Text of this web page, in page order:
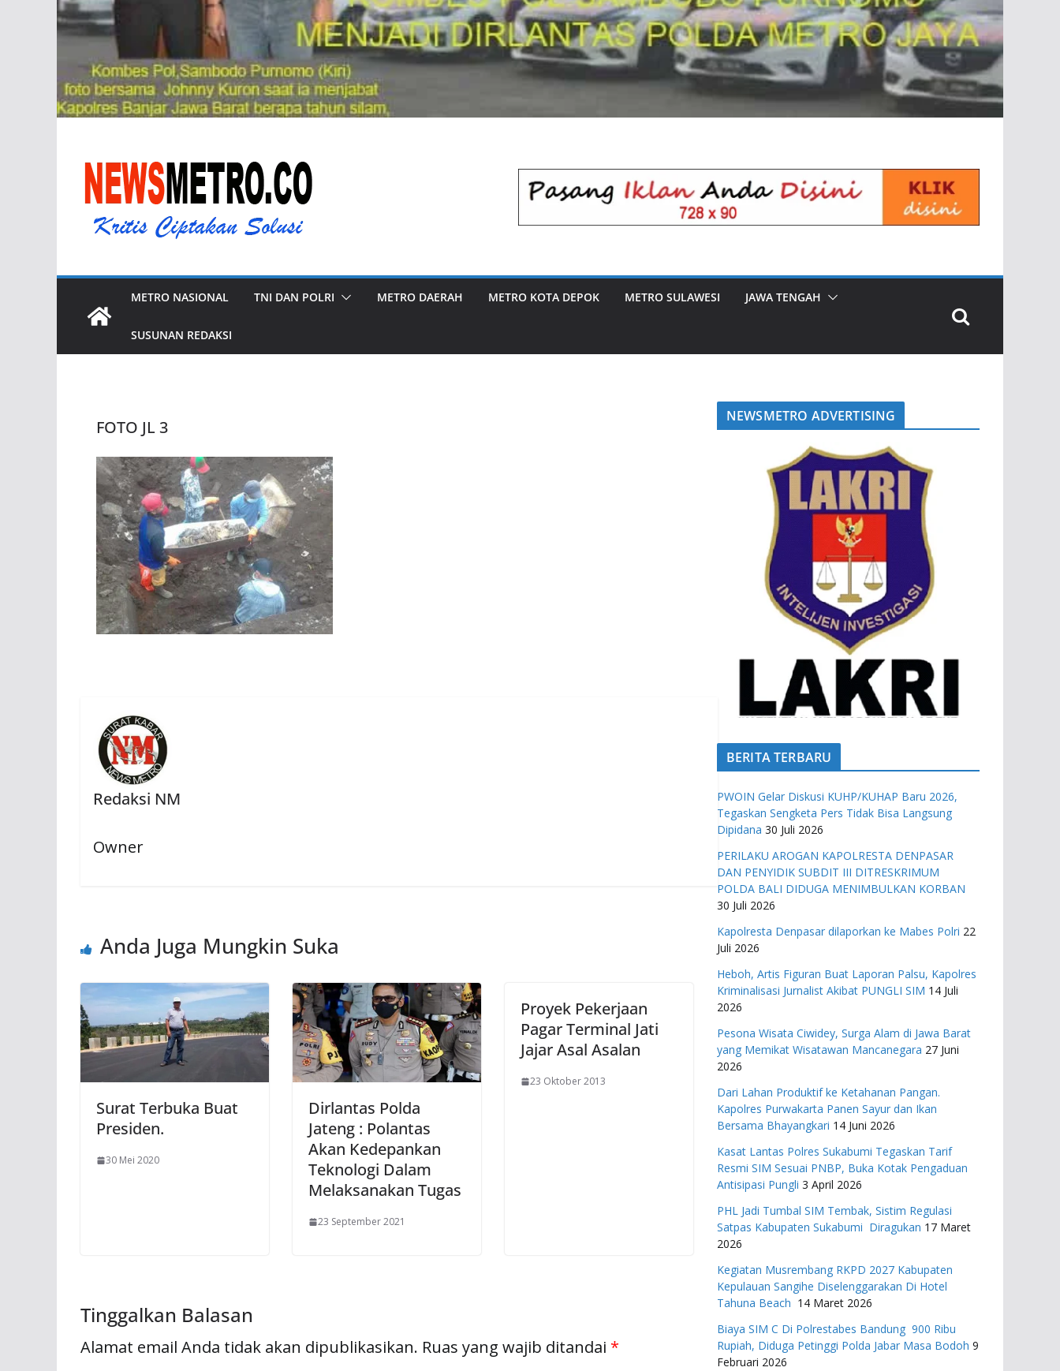
METRO NASIONAL TNI DAN POLRI METRO DAERAH METRO KOTA DEPOK METRO SULAWESI JAWA TENGAH
SUSUNAN REDAKSI
FOTO JL 3
Redaksi NM
Owner
Anda Juga Mungkin Suka
Surat Terbuka Buat
Presiden.
30 Mei 2020
Dirlantas Polda
Jateng : Polantas
Akan Kedepankan
Teknologi Dalam
Melaksanakan Tugas
23 September 2021
Proyek Pekerjaan
Pagar Terminal Jati
Jajar Asal Asalan
23 Oktober 2013
Tinggalkan Balasan
Alamat email Anda tidak akan dipublikasikan. Ruas yang wajib ditandai *
NEWSMETRO ADVERTISING
BERITA TERBARU
PWOIN Gelar Diskusi KUHP/KUHAP Baru 2026,
Tegaskan Sengketa Pers Tidak Bisa Langsung
Dipidana 30 Juli 2026
PERILAKU AROGAN KAPOLRESTA DENPASAR
DAN PENYIDIK SUBDIT III DITRESKRIMUM
POLDA BALI DIDUGA MENIMBULKAN KORBAN
30 Juli 2026
Kapolresta Denpasar dilaporkan ke Mabes Polri 22
Juli 2026
Heboh, Artis Figuran Buat Laporan Palsu, Kapolres
Kriminalisasi Jurnalist Akibat PUNGLI SIM 14 Juli
2026
Pesona Wisata Ciwidey, Surga Alam di Jawa Barat
yang Memikat Wisatawan Mancanegara 27 Juni
2026
Dari Lahan Produktif ke Ketahanan Pangan.
Kapolres Purwakarta Panen Sayur dan Ikan
Bersama Bhayangkari 14 Juni 2026
Kasat Lantas Polres Sukabumi Tegaskan Tarif
Resmi SIM Sesuai PNBP, Buka Kotak Pengaduan
Antisipasi Pungli 3 April 2026
PHL Jadi Tumbal SIM Tembak, Sistim Regulasi
Satpas Kabupaten Sukabumi Diragukan 17 Maret
2026
Kegiatan Musrembang RKPD 2027 ​Kabupaten
Kepulauan Sangihe Diselenggarakan Di Hotel
Tahuna Beach 14 Maret 2026
Biaya SIM C Di Polrestabes Bandung 900 Ribu
Rupiah, Diduga Petinggi Polda Jabar Masa Bodoh 9
Februari 2026